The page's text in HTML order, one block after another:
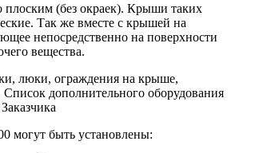
(без окраек). Крыши таких
Так же вместе с крышей на
непосредственно на поверхности
вещества.
люки, ограждения на крыше,
дополнительного оборудования
могут быть установлены: